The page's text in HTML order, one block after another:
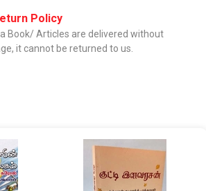
Policy
Book/ Articles are delivered without
it cannot be returned to us.